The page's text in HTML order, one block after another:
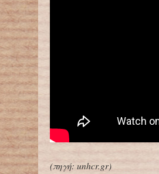
(πηγή: unhcr.gr)